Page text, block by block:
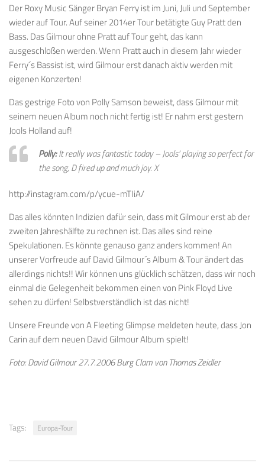
Der Roxy Music Sänger Bryan Ferry ist im Juni, Juli und September
wieder auf Tour. Auf seiner 2014er Tour betätigte Guy Pratt den
Bass. Das Gilmour ohne Pratt auf Tour geht, das kann
ausgeschloßen werden. Wenn Pratt auch in diesem Jahr wieder
Ferry´s Bassist ist, wird Gilmour erst danach aktiv werden mit
eigenen Konzerten!
Das gestrige Foto von Polly Samson beweist, dass Gilmour mit
seinem neuen Album noch nicht fertig ist! Er nahm erst gestern
Jools Holland auf!
Polly:It really was fantastic today – Jools’ playing so perfect for
the song, D fired up and much joy. X
http://instagram.com/p/ycue-mTIiA/
Das alles könnten Indizien dafür sein, dass mit Gilmour erst ab der
zweiten Jahreshälfte zu rechnen ist. Das alles sind reine
Spekulationen. Es könnte genauso ganz anders kommen! An
unserer Vorfreude auf David Gilmour´s Album & Tour ändert das
allerdings nichts!! Wir können uns glücklich schätzen, dass wir noch
einmal die Gelegenheit bekommen einen von Pink Floyd Live
sehen zu dürfen! Selbstverständlich ist das nicht!
Unsere Freunde von A Fleeting Glimpse meldeten heute, dass Jon
Carin auf dem neuen David Gilmour Album spielt!
Foto: David Gilmour 27.7.2006 Burg Clam von Thomas Zeidler
Tags: Europa-Tour